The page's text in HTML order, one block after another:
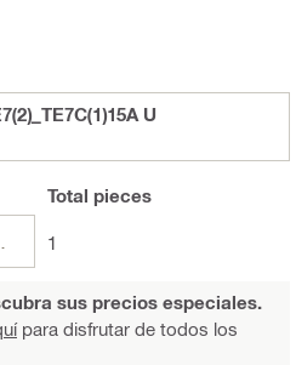
U
Total pieces
1
sus precios especiales.
para disfrutar de todos los